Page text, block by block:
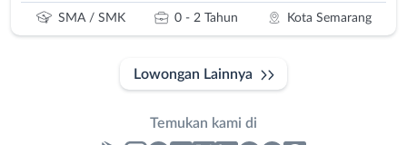
SMA / SMK 0 - 2 Tahun Kota Semarang
Lowongan Lainnya
Temukan kami di